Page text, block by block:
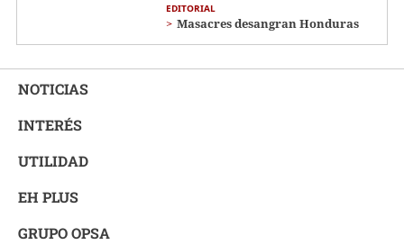
EDITORIAL
Masacres desangran Honduras
NOTICIAS
INTERÉS
UTILIDAD
EH PLUS
GRUPO OPSA